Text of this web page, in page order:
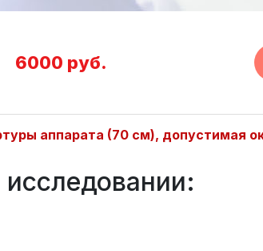
6000 руб.
аппарата (70 см), допустимая